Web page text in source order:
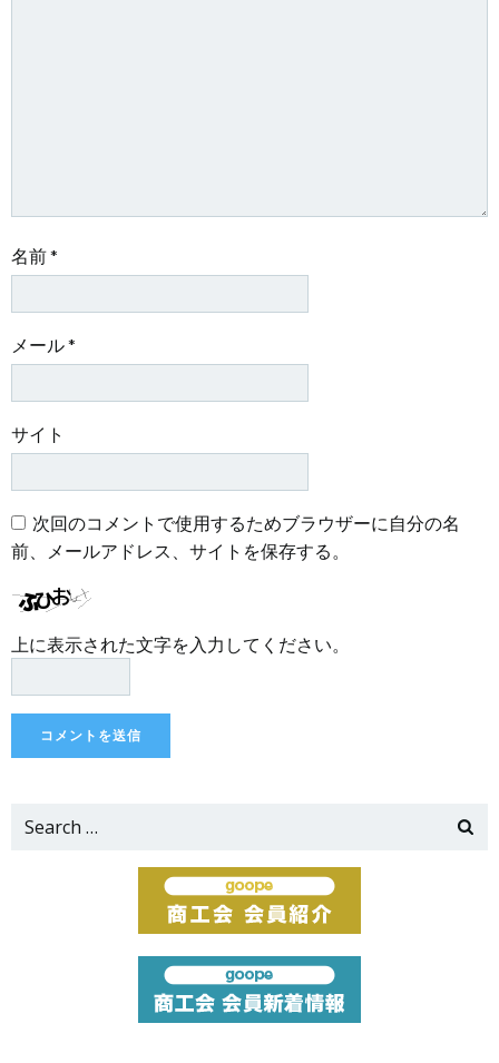
名前*
メール*
サイト
次回のコメントで使用するためブラウザーに自分の名
前、メールアドレス、サイトを保存する。
上に表示された文字を入力してください。
Search